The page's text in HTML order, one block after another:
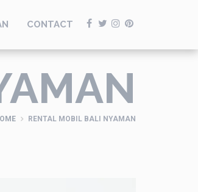
CONTACT
RENTAL MOBIL BALI NYAMAN